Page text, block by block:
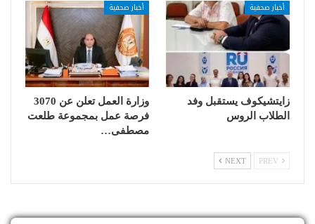
أخبار صحفية
زايتشيكوف يستقبل وفد
الطلاب الروس
أخبار صحفية
وزارة العمل تعلن عن 3070
فرصة عمل بمجموعة طلعت
مصطفى…
NEXT